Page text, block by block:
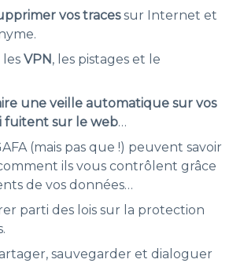
vos tracessur Internet et
les VPN, les pistages et le
une veille automatique sur vos
fuitent sur le web…
(mais pas que !) peuvent savoir
ils vous contrôlent grâce
de vos données…
parti des lois sur la protection
sauvegarder et dialoguer